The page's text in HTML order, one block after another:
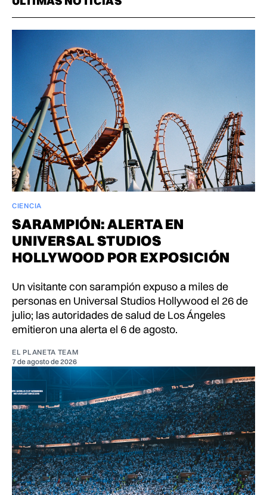
CIENCIA
SARAMPIÓN: ALERTA EN
UNIVERSAL STUDIOS
HOLLYWOOD POR EXPOSICIÓN
Un visitante con sarampión expuso a miles de
personas en Universal Studios Hollywood el 26 de
julio; las autoridades de salud de Los Ángeles
emitieron una alerta el 6 de agosto.
EL PLANETA TEAM
7 de agosto de 2026